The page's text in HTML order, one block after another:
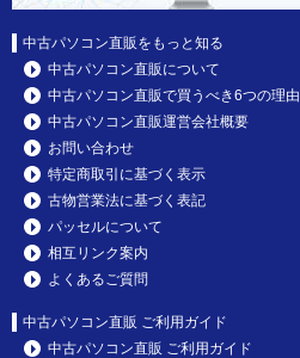
中古パソコン直販をもっと知る
中古パソコン直販について
中古パソコン直販で買うべき6つの理由
中古パソコン直販運営会社概要
お問い合わせ
特定商取引に基づく表示
古物営業法に基づく表記
パッセルについて
相互リンク案内
よくあるご質問
中古パソコン直販 ご利用ガイド
中古パソコン直販 ご利用ガイド